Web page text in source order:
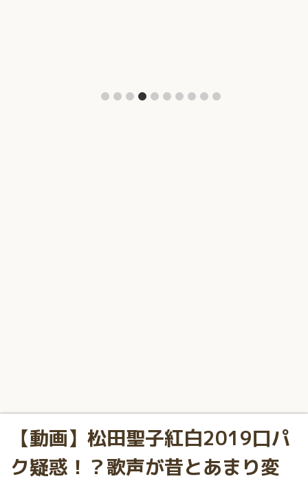
【動画】松田聖子紅白2019口パ
ク疑惑！？歌声が昔とあまり変